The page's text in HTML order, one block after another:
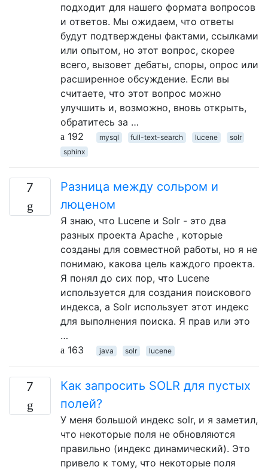
подходит для нашего формата вопросов
и ответов. Мы ожидаем, что ответы
будут подтверждены фактами, ссылками
или опытом, но этот вопрос, скорее
всего, вызовет дебаты, споры, опрос или
расширенное обсуждение. Если вы
считаете, что этот вопрос можно
улучшить и, возможно, вновь открыть,
обратитесь за …
192
mysql full-text-search lucene
solr
sphinx
7
Разница между сольром и
люценом
Я знаю, что Lucene и Solr - это два
разных проекта Apache , которые
созданы для совместной работы, но я не
понимаю, какова цель каждого проекта.
Я понял до сих пор, что Lucene
используется для создания поискового
индекса, а Solr использует этот индекс
для выполнения поиска. Я прав или это
…
163
java solr lucene
7
Как запросить SOLR для пустых
полей?
У меня большой индекс solr, и я заметил,
что некоторые поля не обновляются
правильно (индекс динамический). Это
привело к тому, что некоторые поля